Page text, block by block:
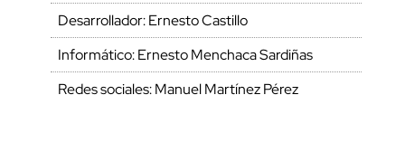
Desarrollador: Ernesto Castillo
Informático: Ernesto Menchaca Sardiñas
Redes sociales: Manuel Martínez Pérez